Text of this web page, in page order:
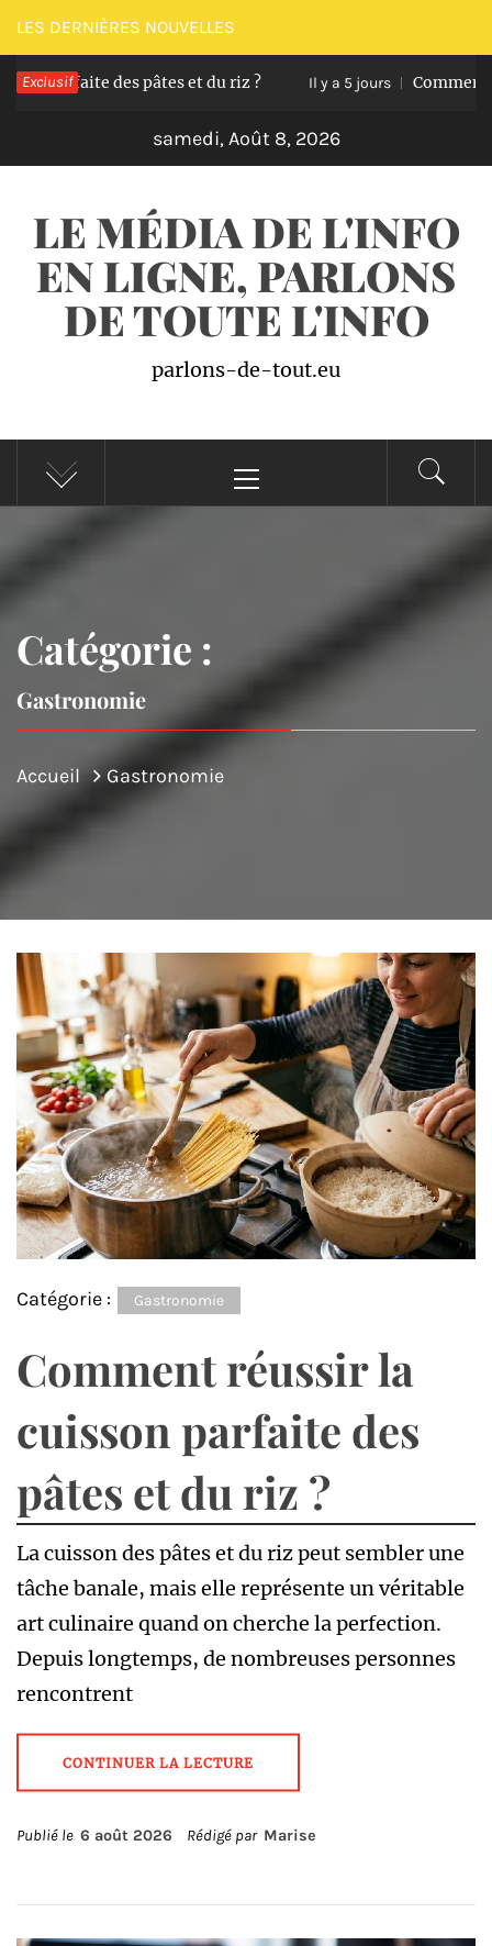
Passer
au
contenu
LES DERNIÈRES NOUVELLES
Exclusif
des pâtes et du riz ? Il y a 5 jours Comment
samedi, Août 8, 2026
LE MÉDIA DE L'INFO
EN LIGNE, PARLONS
DE TOUTE L'INFO
parlons-de-tout.eu
principal
Catégorie :
Gastronomie
Accueil Gastronomie
Catégorie : Gastronomie
Comment réussir la
cuisson parfaite des
pâtes et du riz ?
La cuisson des pâtes et du riz peut sembler une
tâche banale, mais elle représente un véritable
art culinaire quand on cherche la perfection.
Depuis longtemps, de nombreuses personnes
rencontrent
CONTINUER LA LECTURE
Publié le 6 août 2026 Rédigé par Marise